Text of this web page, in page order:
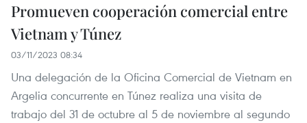
Promueven cooperación comercial entre
Vietnam y Túnez
03/11/2023 08:34
Una delegación de la Oficina Comercial de Vietnam en
Argelia concurrente en Túnez realiza una visita de
trabajo del 31 de octubre al 5 de noviembre al segundo